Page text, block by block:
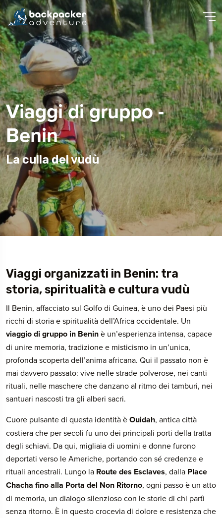
Viaggi di gruppo -
Benin
La culla del vudù
Viaggi organizzati in Benin: tra
storia, spiritualità e cultura vudù
Il Benin, affacciato sul Golfo di Guinea, è uno dei Paesi più
ricchi di storia e spiritualità dell’Africa occidentale. Un
viaggio di gruppo in Beninè un’esperienza intensa, capace
di unire memoria, tradizione e misticismo in un’unica,
profonda scoperta dell’anima africana. Qui il passato non è
mai davvero passato: vive nelle strade polverose, nei canti
rituali, nelle maschere che danzano al ritmo dei tamburi, nei
santuari nascosti tra gli alberi sacri.
Cuore pulsante di questa identità èOuidah, antica città
costiera che per secoli fu uno dei principali porti della tratta
degli schiavi. Da qui, migliaia di uomini e donne furono
deportati verso le Americhe, portando con sé credenze e
rituali ancestrali. Lungo la Route des Esclaves, dalla Place
Chacha fino alla Porta del Non Ritorno, ogni passo è un atto
di memoria, un dialogo silenzioso con le storie di chi partì
senza ritorno. È in questo crocevia di dolore e resistenza che